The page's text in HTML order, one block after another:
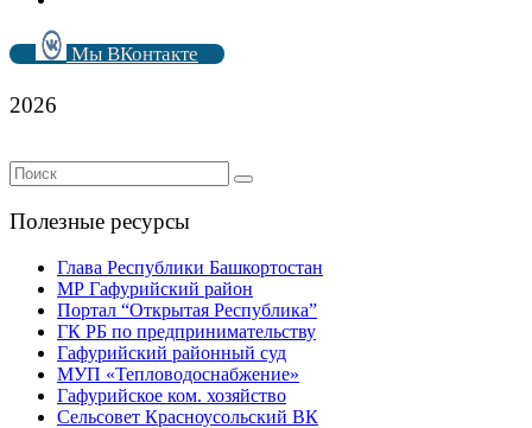
Мы ВКонтакте
2026
Полезные ресурсы
Глава Республики Башкортостан
МР Гафурийский район
Портал “Открытая Республика”
ГК РБ по предпринимательству
Гафурийский районный суд
МУП «Тепловодоснабжение»
Гафурийское ком. хозяйство
Сельсовет Красноусольский ВК